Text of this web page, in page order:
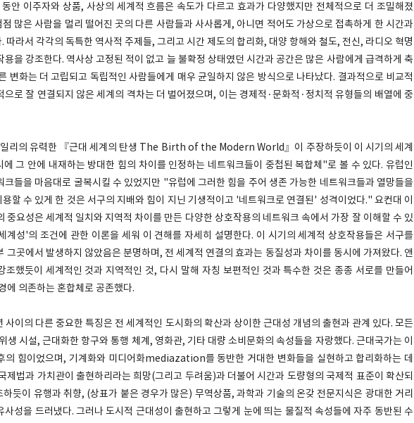
안 이주자와 상품, 사상의 세계적 흐름은 속도가 다르고 효과가 다양했지만 전체적으로 더 조밀해졌
많은 사람을 멀리 떨어진 곳의 다른 사람들과 사사롭게, 아니면 적어도 가상으로 접촉하게 한 시간과
따라서 각각의 독특한 역사적 주제들, 그리고 시간 제도의 합리화, 대양 항해와 철도, 전신, 라디오 혁명
용을 강조한다. 역사상 고정된 적이 없고 늘 불확정 상태였던 시간과 공간은 많은 사람에게 급격하게 축
변화는 더 고립되고 독립적인 사람들에게 매우 균일하지 않은 방식으로 나타났다. 결과적으로 비교적
으로 잘 연결되지 않은 세계의 격차는 더 벌어졌으며, 이는 경제적·문화적·정치적 유형들의 배열에 중
리의 유력한 『근대 세계의 탄생 The Birth of the Modern World』이 주장하듯이 이 시기의 세계
그 안에 내재하는 방대한 힘의 차이를 인정하는 네트워크들이 중첩된 복합체"로 볼 수 있다. 유럽인
크들을 마음대로 굴복시킬 수 있었지만 "유럽에 그러한 힘을 주어 생존 가능한 네트워크들과 열망들을
할 수 있게 한 것은 서구의 지배와 힘이 지닌 기생적이고 '네트워크로 연결된' 성격이었다." 요컨대 이
중요성은 세계적 일치와 지역적 차이를 만든 다양한 상호작용의 네트워크 속에서 가장 잘 이해할 수 있
계성'의 조건에 관한 이론을 세워 이 견해를 자세히 설명한다. 이 시기의 세계적 상호작용들은 서구를
그곳에서 발생하지 않았음은 분명하며, 전 세계적 연결의 효과는 동질성과 차이를 동시에 가져왔다. 앤
조했듯이 세계적인 것과 지역적인 것, 다시 말해 자칭 보편적인 것과 특수한 것은 종종 서로를 만들어
에 의존하는 혼합체로 공존했다.
이의 다른 중요한 특징은 전 세계적인 도시화의 확산과 상이한 근대성 개념의 출현과 관계 있다. 모든
생 시설, 근대화한 항구와 통행 체계, 영화관, 기타 대량 소비문화의 속성들을 자랑했다. 근대국가는 이
의 힘이었으며, 기계화와 미디어화mediazation를 동반한 거대한 변화들을 실현하고 합리화하는 데
제법과 가치관이 출현하리라는 희망(그리고 두려움)과 더불어 시간과 도량형의 국제적 표준이 확산되
듯이 유행과 취향, (상표가 붙은 경우가 많은) 무역상품, 과학과 기술의 온갖 전문지식은 광대한 거리
사성을 드러냈다. 그러나 도시적 근대성이 출현하고 그렇게 눈에 띄는 물질적 속성들에 자주 동반된 수